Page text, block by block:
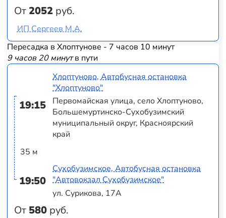
От2052 руб.
ИП Сергеев М.А.
Пересадка в Хлоптунове - 7 часов 10 минут
9 часов 20 минутв пути
19:15
35 м
19:50
От 580 руб.
Хлоптуново, Автобусная остановка
"Хлоптуново"
Первомайская улица, село Хлоптуново,
Большемуртинско-Сухобузимский
муниципальный округ, Красноярский
край
Сухобузимское, Автобусная остановка
"Автовокзал Сухобузимское"
ул. Сурикова, 17А